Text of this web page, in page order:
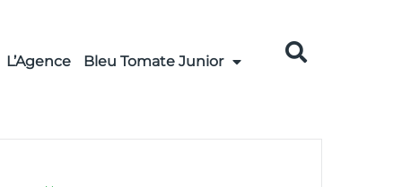
L’Agence Bleu Tomate Junior